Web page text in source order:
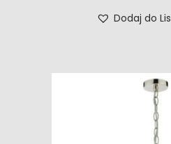
Dodaj do